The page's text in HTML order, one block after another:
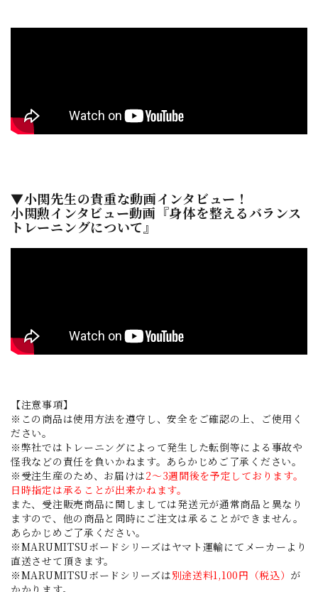
▼小関先生の貴重な動画インタビュー！
小関勲インタビュー動画『身体を整えるバランス
トレーニングについて』
【注意事項】
※この商品は使用方法を遵守し、安全をご確認の上、ご使用く
ださい。
※弊社ではトレーニングによって発生した転倒等による事故や
怪我などの責任を負いかねます。あらかじめご了承ください。
※受注生産のため、お届けは2～3週間後を予定しております。
日時指定は承ることが出来かねます。
また、受注販売商品に関しましては発送元が通常商品と異なり
ますので、他の商品と同時にご注文は承ることができません。
あらかじめご了承ください。
※MARUMITSUボードシリーズはヤマト運輸にてメーカーより
直送させて頂きます。
※MARUMITSUボードシリーズは別途送料1,100円（税込） が
かかります。